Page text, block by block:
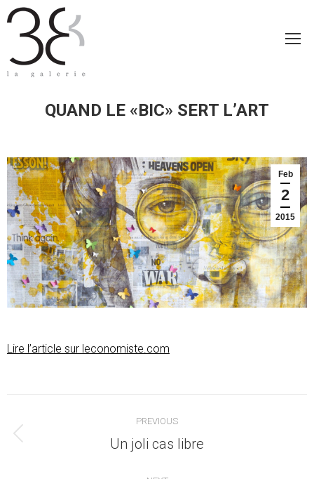
QUAND LE «BIC» SERT L’ART
Feb
2
2015
Lire l’article sur leconomiste.com
navigation
PREVIOUS
Previous
Un joli cas libre